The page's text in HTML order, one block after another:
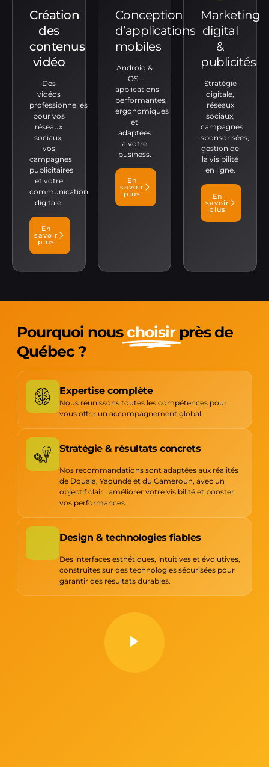
Création
des
contenus
vidéo
Des
vidéos
professionnelles
pour vos
réseaux
sociaux,
vos
campagnes
publicitaires
et votre
communication
digitale.
En
savoir
plus
Conception
d’applications
mobiles
Android &
iOS –
applications
performantes,
ergonomiques
et
adaptées
à votre
business.
En
savoir
plus
Marketing
digital
&
publicités
Stratégie
digitale,
réseaux
sociaux,
campagnes
sponsorisées,
gestion de
la visibilité
en ligne.
En
savoir
plus
Pourquoi nouschoisir près de
Québec ?
Expertise complète
Nous réunissons toutes les compétences pour
vous offrir un accompagnement global.
Stratégie & résultats concrets
Nos recommandations sont adaptées aux réalités
de Douala, Yaoundé et du Cameroun, avec un
objectif clair : améliorer votre visibilité et booster
vos performances.
Design & technologies fiables
Des interfaces esthétiques, intuitives et évolutives,
construites sur des technologies sécurisées pour
garantir des résultats durables.